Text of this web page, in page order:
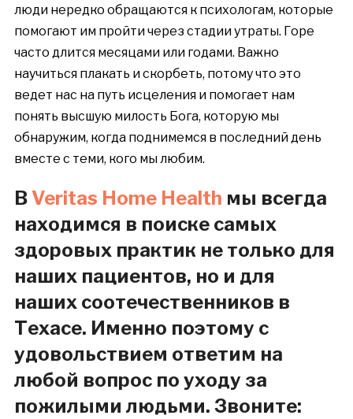
люди нередко обращаются к психологам, которые
помогают им пройти через стадии утраты. Горе
часто длится месяцами или годами. Важно
научиться плакать и скорбеть, потому что это
ведет нас на путь исцеления и помогает нам
понять высшую милость Бога, которую мы
обнаружим, когда поднимемся в последний день
вместе с теми, кого мы любим.
В Veritas Home Health мы всегда
находимся в поиске самых
здоровых практик не только для
наших пациентов, но и для
наших соотечественников в
Техасе. Именно поэтому с
удовольствием ответим на
любой вопрос по уходу за
пожилыми людьми. Звоните: